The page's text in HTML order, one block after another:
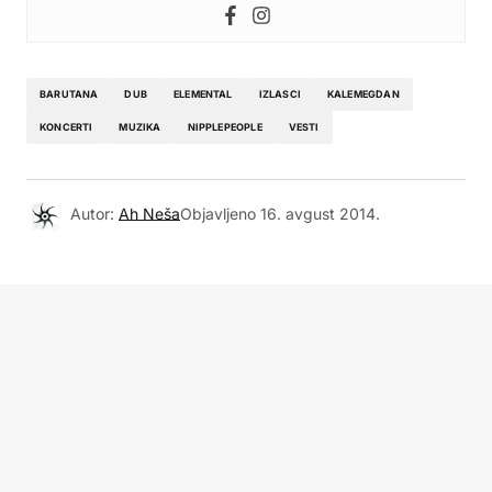
BARUTANA DUB ELEMENTAL IZLASCI KALEMEGDAN
KONCERTI MUZIKA NIPPLEPEOPLE VESTI
Autor: Ah NešaObjavljeno 16. avgust 2014.